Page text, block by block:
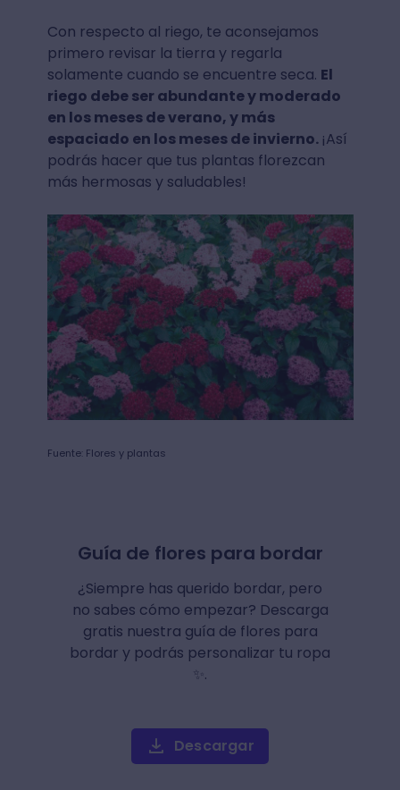
Con respecto al riego, te aconsejamos
primero revisar la tierra y regarla
solamente cuando se encuentre seca. El
riego debe ser abundante y moderado
en los meses de verano, y más
espaciado en los meses de invierno. ¡Así
podrás hacer que tus plantas florezcan
más hermosas y saludables!
Fuente: Flores y plantas
Guía de flores para bordar
¿Siempre has querido bordar, pero
no sabes cómo empezar? Descarga
gratis nuestra guía de flores para
bordar y podrás personalizar tu ropa
✨.
Descargar